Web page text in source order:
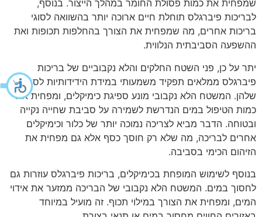
שמפחית את כמות פסולת החומר במהלך הייצור. בנוסף,
לבריכות פיברגלס תוחלת חיים ארוכה יותר בהשוואה לסוגי
בריכות אחרים, מה שמפחית את הצורך בהחלפות תכופות ואת
ההשפעה הסביבתית הנלווית.
יתר על כן, פני השטח החלקים והלא נקבוביים של בריכות
פיברגלס ממלאים תפקיד משמעותי במידת הידידותיות לסביבה
שלהן. המשטח הלא נקבובי מונע ספיגת כימיקלים, ומפחית את
כמות הטיפול במים הנדרשת לשמירה על סביבת שחייה נקייה
ובטוחה. הדבר מביא לצריכה נמוכה יותר של כלור וכימיקלים
אחרים לבריכה, מה שלא רק חוסך כסף אלא גם מפחית את
הזיהום הכימי בסביבה.
בנוסף לשימוש המופחת בכימיקלים, בריכות פיברגלס עוזרות גם
לחסוך במים. המשטח הלא נקבובי של הבריכה ממזער את אידוי
המים, ומפחית את הצורך במילוי תכוף. זה מועיל במיוחד